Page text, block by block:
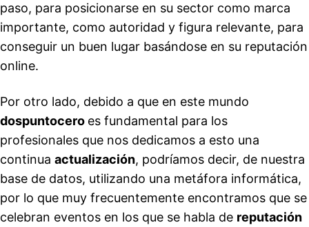
paso, para posicionarse en su sector como marca
importante, como autoridad y figura relevante, para
conseguir un buen lugar basándose en su reputación
online.
Por otro lado, debido a que en este mundo
dospuntocero es fundamental para los
profesionales que nos dedicamos a esto una
continua actualización, podríamos decir, de nuestra
base de datos, utilizando una metáfora informática,
por lo que muy frecuentemente encontramos que se
celebran eventos en los que se habla de reputación